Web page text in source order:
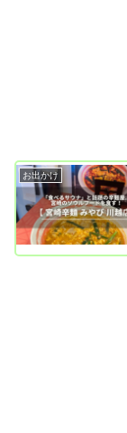
お出かけ